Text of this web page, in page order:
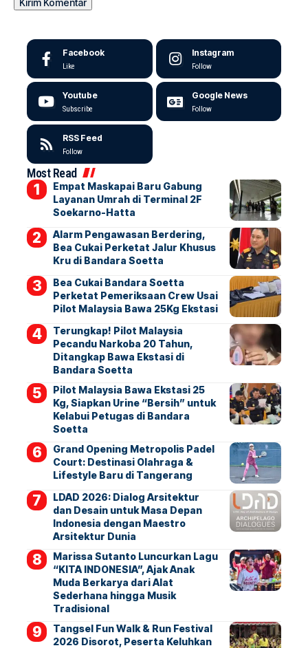
Facebook
Like
Instagram
Follow
Youtube
Subscribe
Google News
Follow
RSS Feed
Follow
Most Read
Empat Maskapai Baru Gabung
Layanan Umrah di Terminal 2F
Soekarno-Hatta
Alarm Pengawasan Berdering,
Bea Cukai Perketat Jalur Khusus
Kru di Bandara Soetta
Bea Cukai Bandara Soetta
Perketat Pemeriksaan Crew Usai
Pilot Malaysia Bawa 25Kg Ekstasi
Terungkap! Pilot Malaysia
Pecandu Narkoba 20 Tahun,
Ditangkap Bawa Ekstasi di
Bandara Soetta
Pilot Malaysia Bawa Ekstasi 25
Kg, Siapkan Urine “Bersih” untuk
Kelabui Petugas di Bandara
Soetta
Grand Opening Metropolis Padel
Court: Destinasi Olahraga &
Lifestyle Baru di Tangerang
LDAD 2026: Dialog Arsitektur
dan Desain untuk Masa Depan
Indonesia dengan Maestro
Arsitektur Dunia
Marissa Sutanto Luncurkan Lagu
“KITA INDONESIA”, Ajak Anak
Muda Berkarya dari Alat
Sederhana hingga Musik
Tradisional
Tangsel Fun Walk & Run Festival
2026 Disorot, Peserta Keluhkan